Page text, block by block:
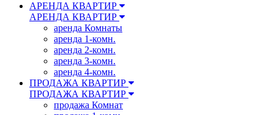
АРЕНДА КВАРТИР
АРЕНДА КВАРТИР
аренда Комнаты
аренда 1-комн.
аренда 2-комн.
аренда 3-комн.
аренда 4-комн.
ПРОДАЖА КВАРТИР
ПРОДАЖА КВАРТИР
продажа Комнат